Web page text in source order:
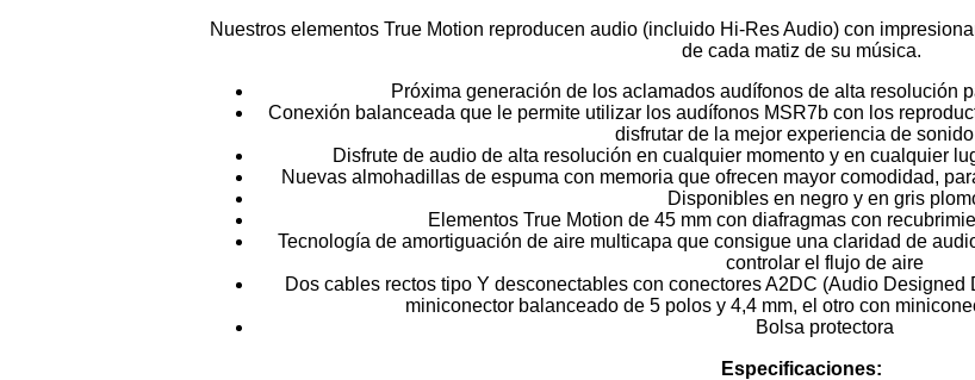
Nuestros elementos True Motion reproducen audio (incluido Hi-Res Audio) con
de cada matiz de su música.
Próxima generación de los aclamados audífonos de alta resolución
Conexión balanceada que le permite utilizar los audífonos MSR7b con los
disfrutar de la mejor experiencia de sonido
Disfrute de audio de alta resolución en cualquier momento y en cualquier
Nuevas almohadillas de espuma con memoria que ofrecen mayor comodidad,
Disponibles en negro y en gris
Elementos True Motion de 45 mm con diafragmas con
Tecnología de amortiguación de aire multicapa que consigue una claridad de
controlar el flujo de aire
Dos cables rectos tipo Y desconectables con conectores A2DC (Audio
miniconector balanceado de 5 polos y 4,4 mm, el otro con
Bolsa protectora
Especificaciones: